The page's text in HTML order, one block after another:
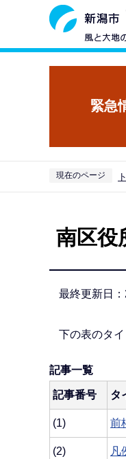
ペ
緊急
現在のページ
南区
最終更新日
下の表のタ
記事一覧
記事番号 タ
(1) 前
(2) 凡